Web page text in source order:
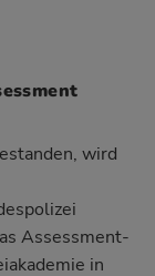
wird
Assessment-
in